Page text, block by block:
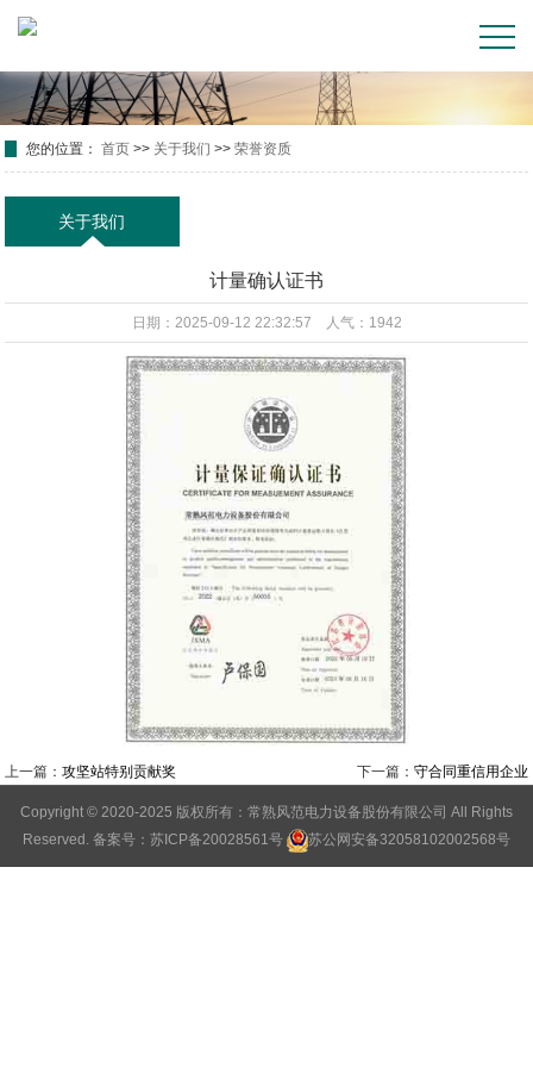
您的位置：首页 >> 关于我们 >>荣誉资质
关于我们
计量确认证书
日期：2025-09-12 22:32:57 人气：1942
上一篇：攻坚站特别贡献奖 下一篇： 守合同重信用企业
Copyright © 2020-2025 版权所有：常熟风范电力设备股份有限公司 All Rights
Reserved. 备案号：苏ICP备20028561号 苏公网安备32058102002568号